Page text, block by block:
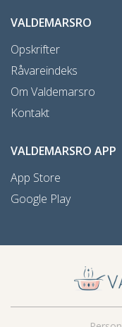
VALDEMARSRO
Opskrifter
Råvareindeks
Om Valdemarsro
Kontakt
VALDEMARSRO APP
App Store
Google Play